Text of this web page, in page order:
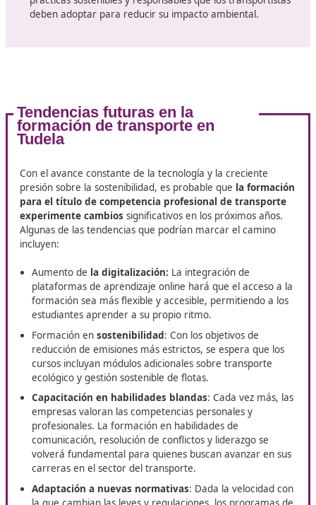
Normativa del Transporte: Conocimiento delas
regulacionesque rigen el transporte por carretera
España y Europa.
Seguridad Vial: Estrategias para asegurar la
tanto del conductor como de los pasajeros o la
incluye prácticas de conducción segura y medidas
preventivas ante posibles incidentes.
Logística y Gestión de Flotas:
optimizando costos y recursos mientras se
beneficios operativos.
Nuevas Tecnologías: Familiarización con las
digitales y tecnológicas que están revolucionando la
industria, como sistemas de gestión de transporte
aplicaciones móviles para el seguimiento de envíos,
vehículos eléctricos e híbridos.
Sostenibilidad en el Transporte:Con la creciente
preocupación por el cambio climático, se abordarán
prácticas sostenibles y responsables que los
deben adoptar para reducir su impacto ambiental.